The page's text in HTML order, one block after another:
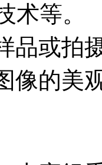
术等。
品或拍
像的美